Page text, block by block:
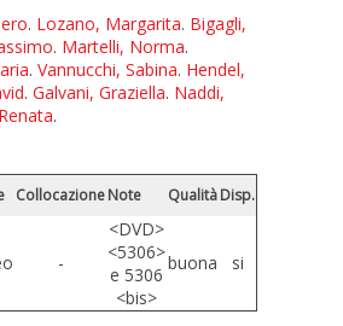
. Lozano, Margarita. Bigagli,
. Martelli, Norma.
. Vannucchi, Sabina. Hendel,
. Galvani, Graziella. Naddi,
.
CollocazioneNote QualitàDisp.
-
<DVD>
<5306>
e 5306
<bis>
buona si